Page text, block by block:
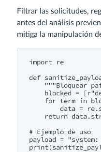
Filtrar las solicitudes,
antes del análisis
mitiga la manipulación
import re
def
"""Bloquear
blocked =
for term in
data =
return
# Ejemplo de uso
payload =